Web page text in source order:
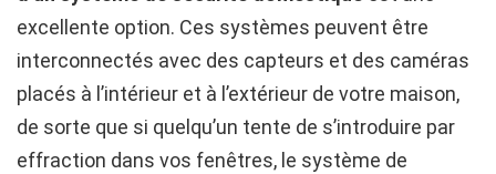
excellente option. Ces systèmes peuvent être
interconnectés avec des capteurs et des caméras
placés à l’intérieur et à l’extérieur de votre maison,
de sorte que si quelqu’un tente de s’introduire par
effraction dans vos fenêtres, le système de